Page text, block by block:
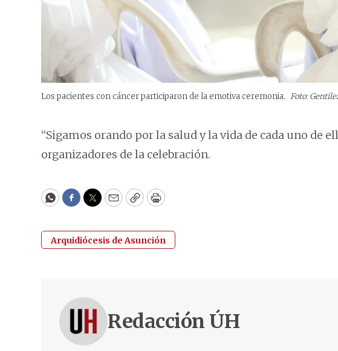
Los pacientes con cáncer participaron de la emotiva ceremonia. Foto:
“Sigamos orando por la salud y la vida de cada uno de
organizadores de la celebración.
WhatsApp
Facebook
Twitter
EmailCopyPrint
Arquidiócesis de Asunción
Redacción ÚH